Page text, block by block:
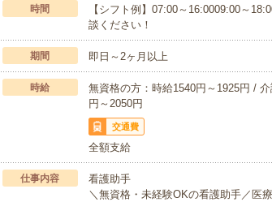
時間
【シフト例】07:00～16:0009:00～
談ください！
期間 即日～2ヶ月以上
時給
無資格の方：時給1540円～1925円 /
円～2050円
交通費
全額支給
仕事内容
看護助手
＼無資格・未経験OKの看護助手／医